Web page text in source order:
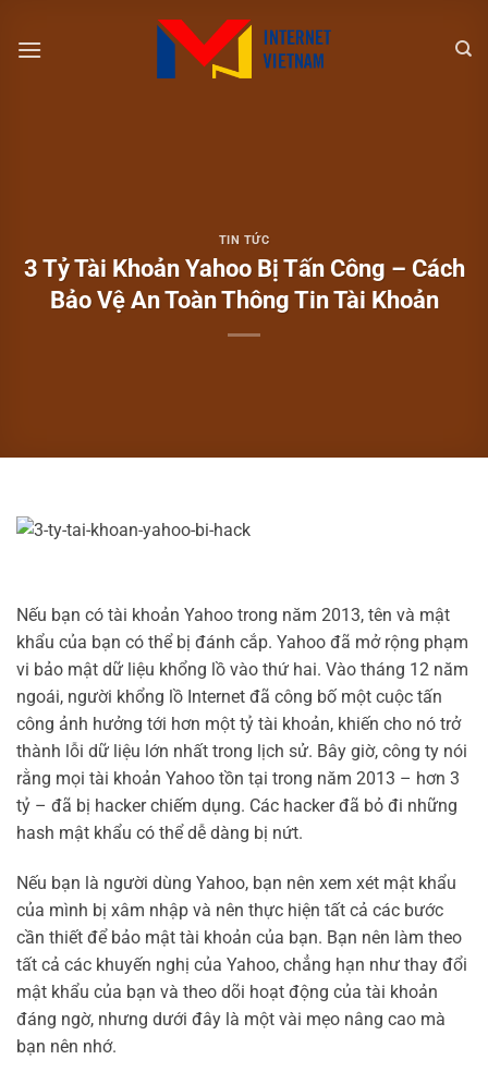
đến
TIN TỨC
3 Tỷ Tài Khoản Yahoo Bị Tấn Công – Cách
Bảo Vệ An Toàn Thông Tin Tài Khoản
Nếu bạn có tài khoản Yahoo trong năm 2013, tên và mật
khẩu của bạn có thể bị đánh cắp. Yahoo đã mở rộng phạm
vi bảo mật dữ liệu khổng lồ vào thứ hai. Vào tháng 12 năm
ngoái, người khổng lồ Internet đã công bố một cuộc tấn
công ảnh hưởng tới hơn một tỷ tài khoản, khiến cho nó trở
thành lỗi dữ liệu lớn nhất trong lịch sử. Bây giờ, công ty nói
rằng mọi tài khoản Yahoo tồn tại trong năm 2013 – hơn 3
tỷ – đã bị hacker chiếm dụng. Các hacker đã bỏ đi những
hash mật khẩu có thể dễ dàng bị nứt.
Nếu bạn là người dùng Yahoo, bạn nên xem xét mật khẩu
của mình bị xâm nhập và nên thực hiện tất cả các bước
cần thiết để bảo mật tài khoản của bạn. Bạn nên làm theo
tất cả các khuyến nghị của Yahoo, chẳng hạn như thay đổi
mật khẩu của bạn và theo dõi hoạt động của tài khoản
đáng ngờ, nhưng dưới đây là một vài mẹo nâng cao mà
bạn nên nhớ.